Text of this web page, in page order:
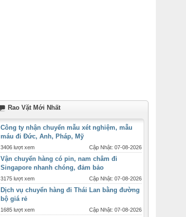
Rao Vặt Mới Nhất
Công ty nhận chuyển mẫu xét nghiệm, mẫu
máu đi Đức, Anh, Pháp, Mỹ
3406 lượt xem Cập Nhật: 07-08-2026
Vận chuyển hàng có pin, nam châm đi
Singapore nhanh chóng, đảm bảo
3175 lượt xem Cập Nhật: 07-08-2026
Dịch vụ chuyển hàng đi Thái Lan bằng đường
bộ giá rẻ
1685 lượt xem Cập Nhật: 07-08-2026